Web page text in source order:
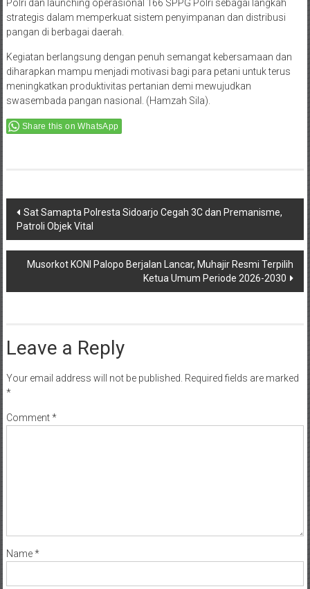
Polri dan launching operasional 166 SPPG Polri sebagai langkah
strategis dalam memperkuat sistem penyimpanan dan distribusi
pangan di berbagai daerah.
Kegiatan berlangsung dengan penuh semangat kebersamaan dan
diharapkan mampu menjadi motivasi bagi para petani untuk terus
meningkatkan produktivitas pertanian demi mewujudkan
swasembada pangan nasional. (Hamzah Sila).
Share this on WhatsApp
Post
navigation
Sat Samapta Polresta Sidoarjo Cegah 3C dan Premanisme,
Patroli Objek Vital
Musorkot KONI Palopo Berjalan Lancar, Muhajir Resmi Terpilih
Ketua Umum Periode 2026-2030
Leave a Reply
Your email address will not be published. Required fields are marked
*
Comment*
Name*